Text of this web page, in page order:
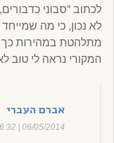
לכתוב “סבוני
לא נכון, כי מה
מתלהטת במהירות כך
המקורי נראה לי טוב
אברם העברי
06/05/2014 | 06:32